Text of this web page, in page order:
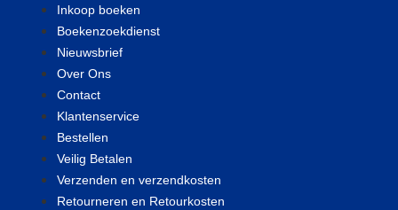
Inkoop boeken
Boekenzoekdienst
Nieuwsbrief
Over Ons
Contact
Klantenservice
Bestellen
Veilig Betalen
Verzenden en verzendkosten
Retourneren en Retourkosten